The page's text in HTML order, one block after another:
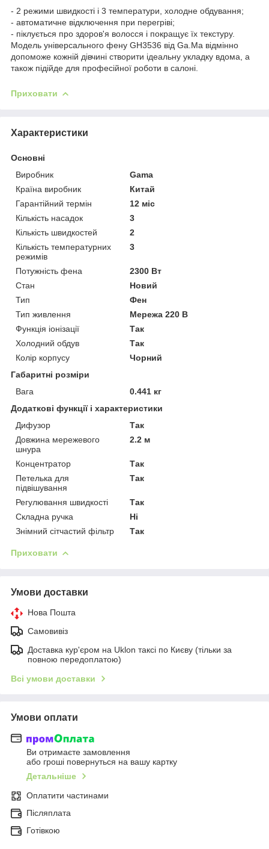
- 2 режими швидкості і 3 температури, холодне обдування;
- автоматичне відключення при перегріві;
- піклується про здоров'я волосся і покращує їх текстуру.
Модель універсального фену GH3536 від Ga.Ma відмінно
допоможе кожній дівчині створити ідеальну укладку вдома, а
також підійде для професійної роботи в салоні.
Приховати
Характеристики
Основні
Виробник
Gama
Країна виробник
Китай
Гарантійний термін
12 міс
Кількість насадок
3
Кількість швидкостей
2
Кількість температурних
режимів
3
Потужність фена
2300 Вт
Стан
Новий
Тип
Фен
Тип живлення
Мережа 220 В
Функція іонізації
Так
Холодний обдув
Так
Колір корпусу
Чорний
Габаритні розміри
Вага
0.441 кг
Додаткові функції і характеристики
Дифузор
Так
Довжина мережевого
шнура
2.2 м
Концентратор
Так
Петелька для
підвішування
Так
Регулювання швидкості
Так
Складна ручка
Ні
Знімний сітчастий фільтр
Так
Приховати
Умови доставки
Нова Пошта
Самовивіз
Доставка кур'єром на Uklon таксі по Києву (тільки за
повною передоплатою)
Всі умови доставки
Умови оплати
Ви отримаєте замовлення
або гроші повернуться на вашу картку
Детальніше
Оплатити частинами
Післяплата
Готівкою